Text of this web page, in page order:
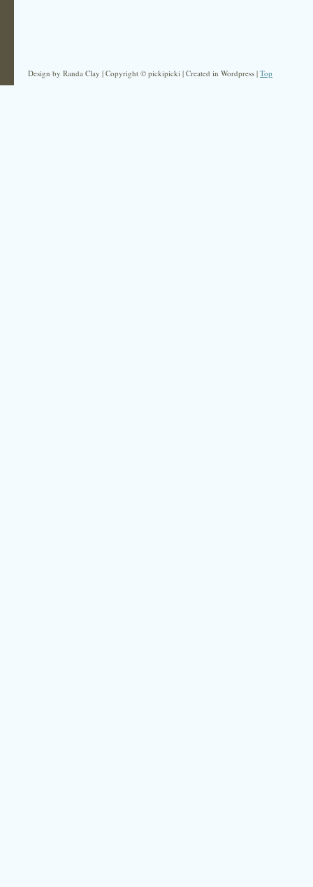
Design by Randa Clay | Copyright © pickipicki | Created in Wordpress | Top